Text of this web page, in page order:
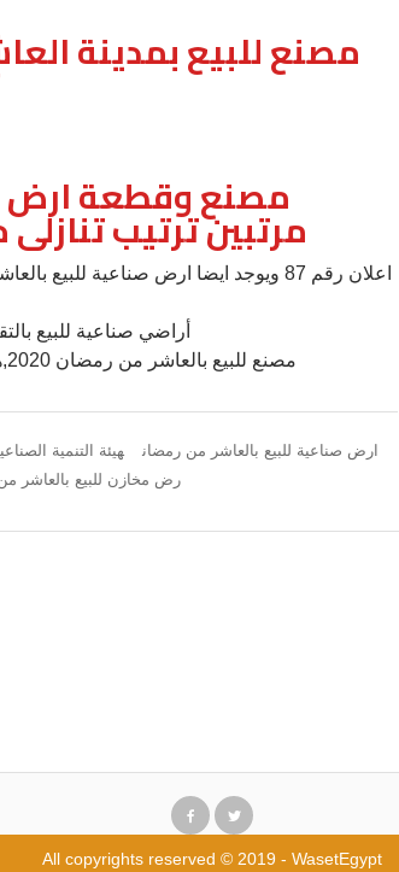
مرتبين ترتيب تنازلى
اعلان رقم 87 ويوجد ايضا ارض صناعية
أراضي صناعية للبيع
مصنع للبيع بالعاشر من رمضان 2020,هيئة التنمية الصناعية,ارض مخازن للبيع بالعاشر من رمضان
ارض صناعية للبيع بالعاشر من رمضان هيئة التنمية
رض مخازن للبيع بالعاشر
All copyrights reserved © 2019 - WasetEgypt